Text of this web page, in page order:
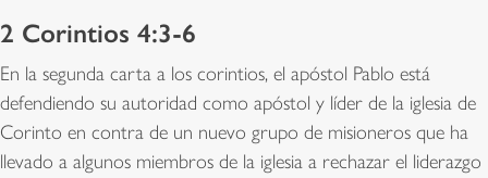
2 Corintios 4:3-6
En la segunda carta a los corintios, el apóstol Pablo está
defendiendo su autoridad como apóstol y líder de la iglesia de
Corinto en contra de un nuevo grupo de misioneros que ha
llevado a algunos miembros de la iglesia a rechazar el liderazgo